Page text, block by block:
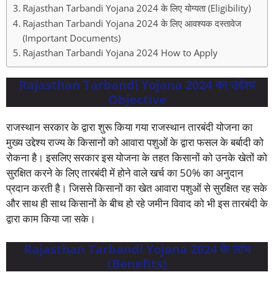
Rajasthan Tarbandi Yojana 2024 के लिए योग्यता (Eligibility)
Rajasthan Tarbandi Yojana 2024 के लिए आवश्यक दस्तावेज
(Important Documents)
Rajasthan Tarbandi Yojana 2024 How to Apply
Rajasthan Tarbandi Yojana 2024 का उद्देश्य
Objective
राजस्थान सरकार के द्वारा शुरू किया गया राजस्थान तारबंदी योजना का
मुख्य उद्देश्य राज्य के किसानों को आवारा पशुओं के द्वारा फसल के बर्बादी को
रोकना है। इसलिए सरकार इस योजना के तहत किसानों को उनके खेतों को
सुरक्षित करने के लिए तारबंदी में होने वाले खर्च का 50% का अनुदान
प्रदान करती है। जिससे किसानों का खेत आवारा पशुओं से सुरक्षित रह सके
और साथ ही साथ किसानों के बीच हो रहे जमीन विवाद को भी इस तारबंदी के
द्वारा काम किया जा सके।
Rajasthan Tarbandi Yojana 2024 के लाभ
(Benefits)